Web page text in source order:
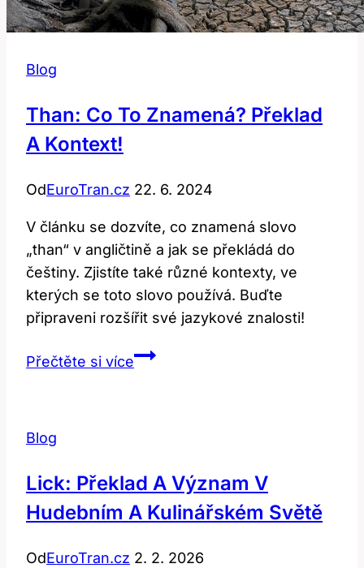
Blog
Than: Co To Znamená? Překlad
A Kontext!
OdEuroTran.cz 22. 6. 2024
V článku se dozvíte, co znamená slovo
„than“ v angličtině a jak se překládá do
češtiny. Zjistíte také různé kontexty, ve
kterých se toto slovo používá. Buďte
připraveni rozšířit své jazykové znalosti!
Přečtěte si víceThan:
kontext!
Blog
Lick: Překlad A Význam V
Hudebním A Kulinářském Světě
OdEuroTran.cz 2. 2. 2026